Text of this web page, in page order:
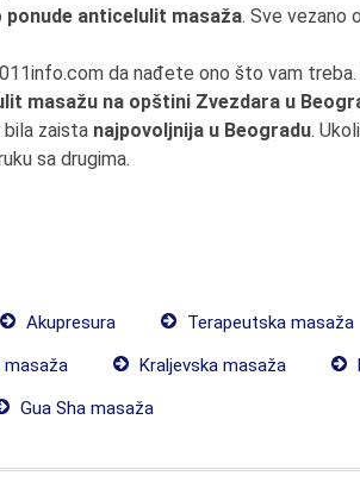
ponude anticelulit masaža. Sve vezano
da nađete ono što vam
masažu na opštini Zvezdara u
bila zaista najpovoljnija u Beogradu.
sa drugima.
Akupresura Terapeutska masaža
Kraljevska masaža
Gua Sha masaža